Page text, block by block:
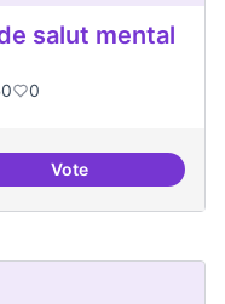
salut mental
0 0
VoteProcessos